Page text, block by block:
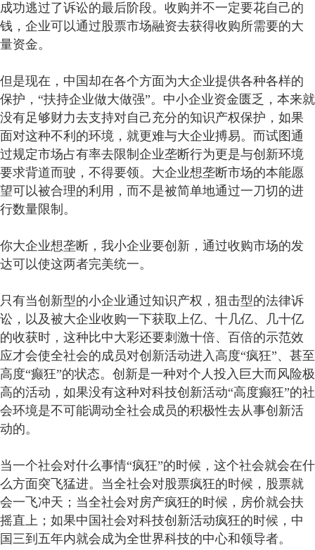
成功逃过了诉讼的最后阶段。收购并不一定要花自己的
钱，企业可以通过股票市场融资去获得收购所需要的大
量资金。
但是现在，中国却在各个方面为大企业提供各种各样的
保护，“扶持企业做大做强”。中小企业资金匮乏，本来就
没有足够财力去支持对自己充分的知识产权保护，如果
面对这种不利的环境，就更难与大企业搏易。而试图通
过规定市场占有率去限制企业垄断行为更是与创新环境
要求背道而驶，不得要领。大企业想垄断市场的本能愿
望可以被合理的利用，而不是被简单地通过一刀切的进
行数量限制。
你大企业想垄断，我小企业要创新，通过收购市场的发
达可以使这两者完美统一。
只有当创新型的小企业通过知识产权，狙击型的法律诉
讼，以及被大企业收购一下获取上亿、十几亿、几十亿
的收获时，这种比中大彩还要刺激十倍、百倍的示范效
应才会使全社会的成员对创新活动进入高度“疯狂”、甚至
高度“癫狂”的状态。创新是一种对个人投入巨大而风险极
高的活动，如果没有这种对科技创新活动“高度癫狂”的社
会环境是不可能调动全社会成员的积极性去从事创新活
动的。
当一个社会对什么事情“疯狂”的时候，这个社会就会在什
么方面突飞猛进。当全社会对股票疯狂的时候，股票就
会一飞冲天；当全社会对房产疯狂的时候，房价就会扶
摇直上；如果中国社会对科技创新活动疯狂的时候，中
国三到五年内就会成为全世界科技的中心和领导者。